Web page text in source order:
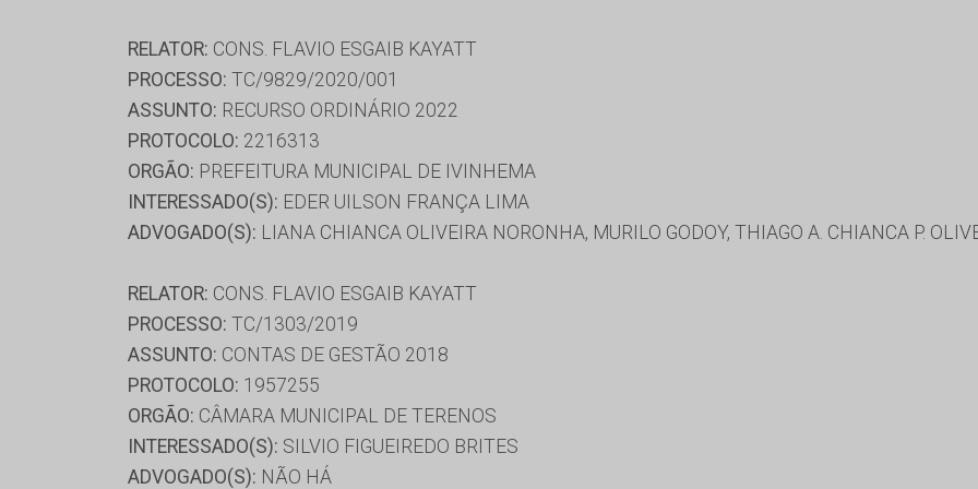
RELATOR: CONS. FLAVIO ESGAIB KAYATT
PROCESSO: TC/9829/2020/001
ASSUNTO: RECURSO ORDINÁRIO 2022
PROTOCOLO: 2216313
ORGÃO: PREFEITURA MUNICIPAL DE IVINHEMA
INTERESSADO(S): EDER UILSON FRANÇA LIMA
ADVOGADO(S): LIANA CHIANCA OLIVEIRA NORONHA, MURILO GODOY, THIAGO A. CHIANCA P.
RELATOR: CONS. FLAVIO ESGAIB KAYATT
PROCESSO: TC/1303/2019
ASSUNTO: CONTAS DE GESTÃO 2018
PROTOCOLO: 1957255
ORGÃO: CÂMARA MUNICIPAL DE TERENOS
INTERESSADO(S): SILVIO FIGUEIREDO BRITES
ADVOGADO(S): NÃO HÁ